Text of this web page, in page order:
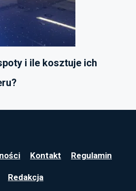
i ile kosztuje ich
Kontakt Regulamin
Redakcja